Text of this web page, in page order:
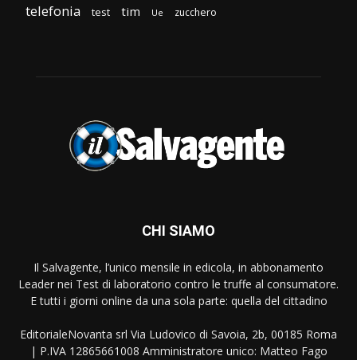
telefonia test tim Ue zucchero
CHI SIAMO
Il Salvagente, l’unico mensile in edicola, in abbonamento
Leader nei Test di laboratorio contro le truffe al consumatore.
E tutti i giorni online da una sola parte: quella del cittadino
EditorialeNovanta srl Via Ludovico di Savoia, 2b, 00185 Roma
| P.IVA 12865661008 Amministratore unico: Matteo Fago